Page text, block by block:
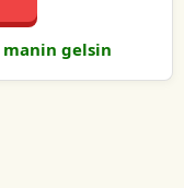
manin gelsin